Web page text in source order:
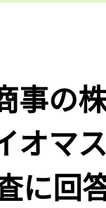
事の
オマ
に回